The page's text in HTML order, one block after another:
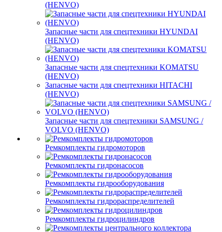
(HENVO)
Запасные части для спецтехники HYUNDAI
(HENVO)
Запасные части для спецтехники KOMATSU
(HENVO)
Запасные части для спецтехники HITACHI
(HENVO)
Запасные части для спецтехники SAMSUNG /
VOLVO (HENVO)
Ремкомплекты гидромоторов
Ремкомплекты гидронасосов
Ремкомплекты гидрооборудования
Ремкомплекты гидрораспределителей
Ремкомплекты гидроцилиндров